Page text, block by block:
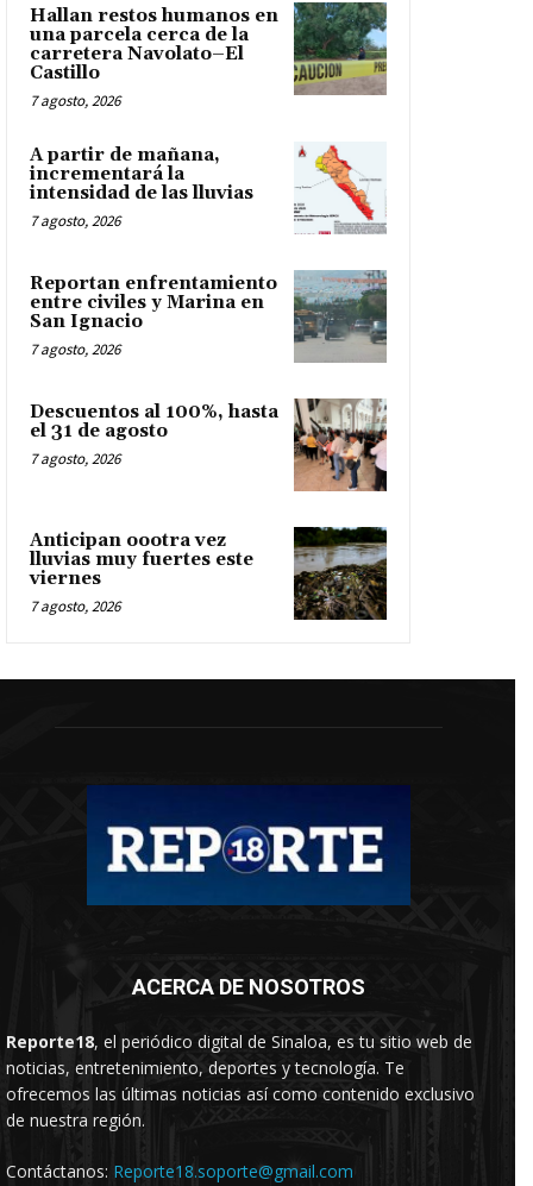
Hallan restos humanos en
una parcela cerca de la
carretera Navolato–El
Castillo
7 agosto, 2026
A partir de mañana,
incrementará la
intensidad de las lluvias
7 agosto, 2026
Reportan enfrentamiento
entre civiles y Marina en
San Ignacio
7 agosto, 2026
Descuentos al 100%, hasta
el 31 de agosto
7 agosto, 2026
Anticipan oootra vez
lluvias muy fuertes este
viernes
7 agosto, 2026
ACERCA DE NOSOTROS
Reporte18, el periódico digital de Sinaloa, es tu sitio web de
noticias, entretenimiento, deportes y tecnología. Te
ofrecemos las últimas noticias así como contenido exclusivo
de nuestra región.
Contáctanos: Reporte18.soporte@gmail.com